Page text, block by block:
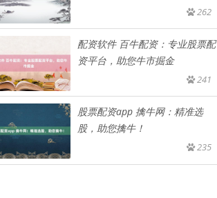
262
配资软件 百牛配资：专业股票配
资平台，助您牛市掘金
241
股票配资app 擒牛网：精准选
股，助您擒牛！
235